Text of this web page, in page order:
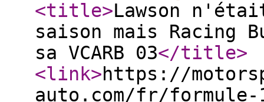
<title>Lawson
saison mais Racing
sa VCARB 03</title>
<link>https://
auto.com/fr/